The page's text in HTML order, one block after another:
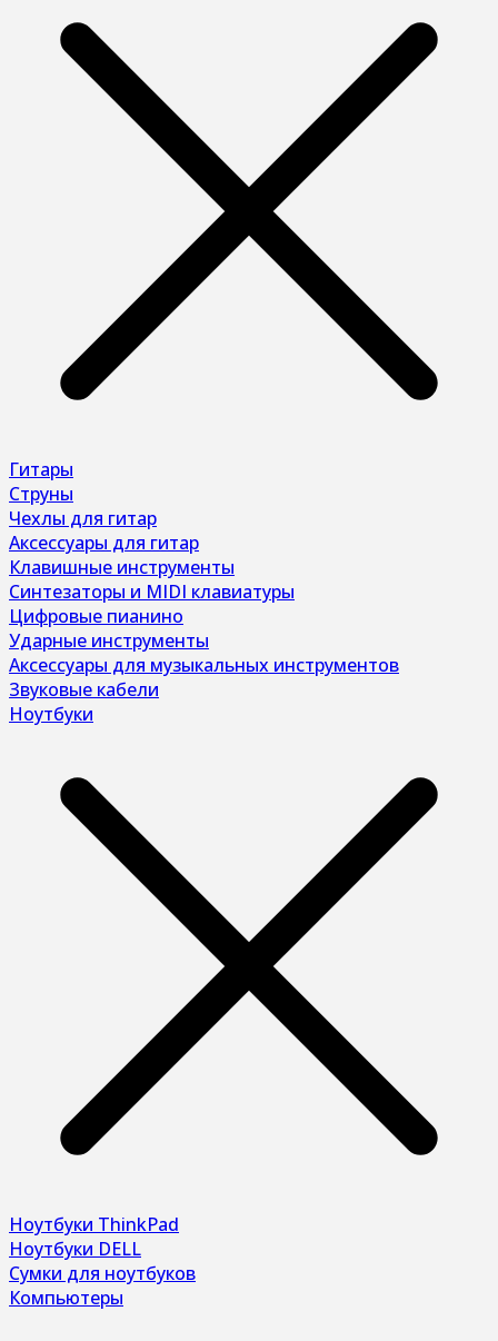
Гитары
Струны
Чехлы для гитар
Аксессуары для гитар
Клавишные инструменты
Синтезаторы и MIDI клавиатуры
Цифровые пианино
Ударные инструменты
Аксессуары для музыкальных инструментов
Звуковые кабели
Ноутбуки
Ноутбуки ThinkPad
Ноутбуки DELL
Сумки для ноутбуков
Компьютеры